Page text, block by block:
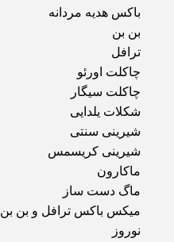
باکس هدیه مردانه
بن بن
ترافل
چاکلت اورئو
چاکلت سیگار
شکلات یلدایی
شیرینی سنتی
شیرینی کریسمس
ماکارون
ماگ دست ساز
میکس باکس ترافل و بن بن
نوروز